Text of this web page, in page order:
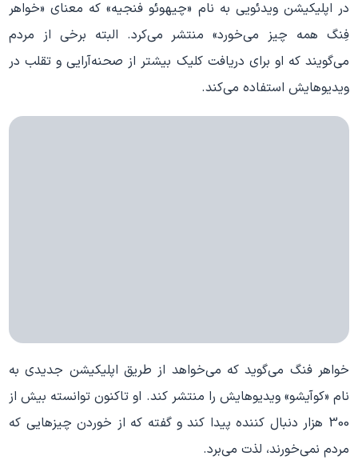
در اپلیکیشن ویدئویی به نام «چیهوئو فنجیه» که معنای «خواهر
فِنگ همه چیز می‌خورد» منتشر می‌کرد. البته برخی از مردم
می‌گویند که او برای دریافت کلیک بیشتر از صحنه‌آرایی و تقلب در
ویدیوهایش استفاده می‌کند.
خواهر فنگ می‌گوید که می‌خواهد از طریق اپلیکیشن جدیدی به
نام «کوآیشو» ویدیوهایش را منتشر کند. او تاکنون توانسته بیش از
300 هزار دنبال کننده پیدا کند و گفته که از خوردن چیزهایی که
مردم نمی‌خورند، لذت می‌برد.